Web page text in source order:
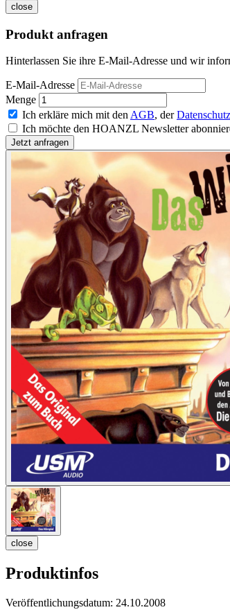
close
Produkt anfragen
Hinterlassen Sie ihre E-Mail-Adresse und wir
E-Mail-Adresse
Menge
Ich erkläre mich mit den AGB, der
Ich möchte den HOANZL Newsletter
close
Produktinfos
Veröffentlichungsdatum: 24.10.2008